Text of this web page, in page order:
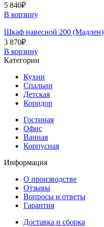
5 840₽
В корзину
Шкаф навесной 200 (Мадлен)
3 870₽
В корзину
Категории
Кухни
Спальни
Детская
Коридор
Гостиная
Офис
Ванная
Корпусная
Информация
О производстве
Отзывы
Вопросы и ответы
Гарантия
Доставка и сборка